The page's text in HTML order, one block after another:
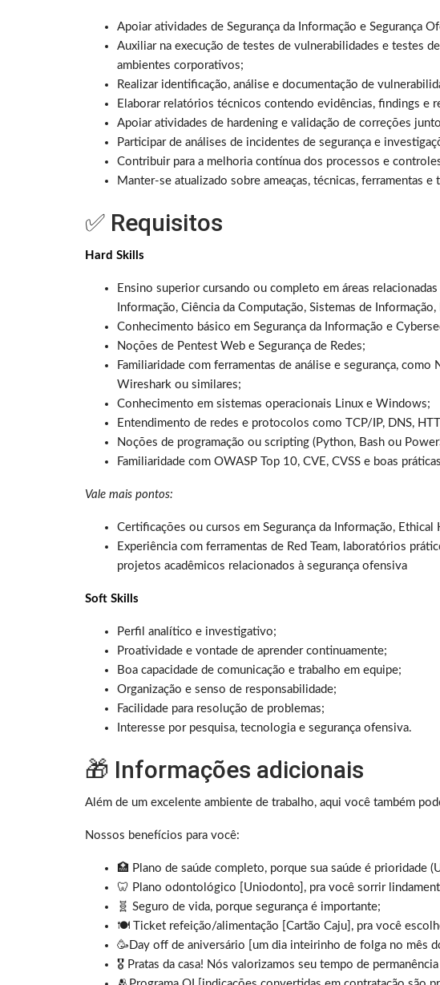
Apoiar atividades de Segurança da Informação e Segurança
Auxiliar na execução de testes de vulnerabilidades e testes
ambientes corporativos;
Realizar identificação, análise e documentação de
Elaborar relatórios técnicos contendo evidências, findings e
Apoiar atividades de hardening e validação de correções
Participar de análises de incidentes de segurança e
Contribuir para a melhoria contínua dos processos e
Manter-se atualizado sobre ameaças, técnicas, ferramentas
✅ Requisitos
Hard Skills
Ensino superior cursando ou completo em áreas
Informação, Ciência da Computação, Sistemas de
Conhecimento básico em Segurança da Informação e
Noções de Pentest Web e Segurança de Redes;
Familiaridade com ferramentas de análise e segurança, como
Wireshark ou similares;
Conhecimento em sistemas operacionais Linux e Windows;
Entendimento de redes e protocolos como TCP/IP, DNS,
Noções de programação ou scripting (Python, Bash ou
Familiaridade com OWASP Top 10, CVE, CVSS e boas
Vale mais pontos:
Certificações ou cursos em Segurança da Informação,
Experiência com ferramentas de Red Team, laboratórios
projetos acadêmicos relacionados à segurança ofensiva
Soft Skills
Perfil analítico e investigativo;
Proatividade e vontade de aprender continuamente;
Boa capacidade de comunicação e trabalho em equipe;
Organização e senso de responsabilidade;
Facilidade para resolução de problemas;
Interesse por pesquisa, tecnologia e segurança ofensiva.
🎁 Informações adicionais
Além de um excelente ambiente de trabalho, aqui você também
Nossos benefícios para você:
🏥 Plano de saúde completo, porque sua saúde é prioridade
🦷 Plano odontológico [Uniodonto], pra você sorrir
🧬 Seguro de vida, porque segurança é importante;
🍽️ Ticket refeição/alimentação [Cartão Caju], pra você
🥳Day off de aniversário [um dia inteirinho de folga no mês
🎖 Pratas da casa! Nós valorizamos seu tempo de